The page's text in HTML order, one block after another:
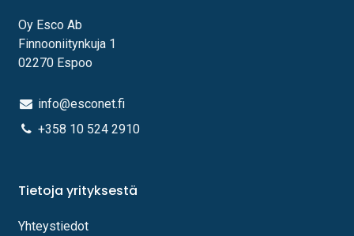
Oy Esco Ab
Finnooniitynkuja 1
02270 Espoo
info@esconet.fi
+358 10 524 2910
Tietoja yrityksestä
Yhteystiedot